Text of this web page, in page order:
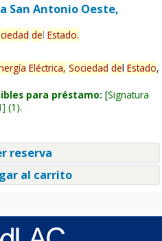
San Antonio Oeste,
del Estado.
Eléctrica, Sociedad del Estado,
para préstamo: Signatura
(1).
reserva
al carrito